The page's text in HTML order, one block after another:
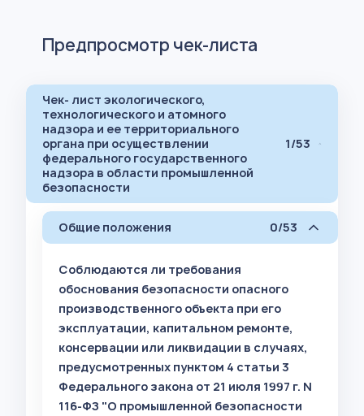
Предпросмотр чек-листа
Чек- лист экологического,
технологического и атомного
надзора и ее территориального
органа при осуществлении
федерального государственного
надзора в области промышленной
безопасности
1/53
Общие положения 0/53
Соблюдаются ли требования
обоснования безопасности опасного
производственного объекта при его
эксплуатации, капитальном ремонте,
консервации или ликвидации в случаях,
предусмотренных пунктом 4 статьи 3
Федерального закона от 21 июля 1997 г. N
116-ФЗ "О промышленной безопасности